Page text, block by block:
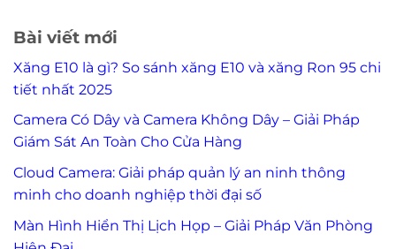
Bài viết mới
Xăng E10 là gì? So sánh xăng E10 và xăng Ron 95 chi
tiết nhất 2025
Camera Có Dây và Camera Không Dây – Giải Pháp
Giám Sát An Toàn Cho Cửa Hàng
Cloud Camera: Giải pháp quản lý an ninh thông
minh cho doanh nghiệp thời đại số
Màn Hình Hiển Thị Lịch Họp – Giải Pháp Văn Phòng